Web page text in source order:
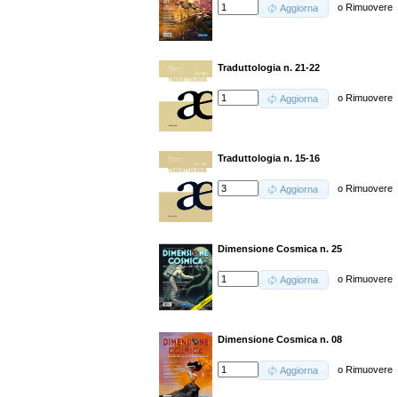
Aggiorna oRimuovere
Traduttologia n. 21-22
Aggiorna oRimuovere
Traduttologia n. 15-16
Aggiorna oRimuovere
Dimensione Cosmica n. 25
Aggiorna oRimuovere
Dimensione Cosmica n. 08
Aggiorna oRimuovere